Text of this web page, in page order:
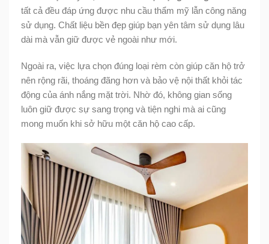
tất cả đều đáp ứng được nhu cầu thẩm mỹ lẫn công năng
sử dụng. Chất liệu bền đẹp giúp bạn yên tâm sử dụng lâu
dài mà vẫn giữ được vẻ ngoài như mới.
Ngoài ra, việc lựa chọn đúng loại rèm còn giúp căn hộ trở
nên rộng rãi, thoáng đãng hơn và bảo vệ nội thất khỏi tác
động của ánh nắng mặt trời. Nhờ đó, không gian sống
luôn giữ được sự sang trọng và tiện nghi mà ai cũng
mong muốn khi sở hữu một căn hộ cao cấp.